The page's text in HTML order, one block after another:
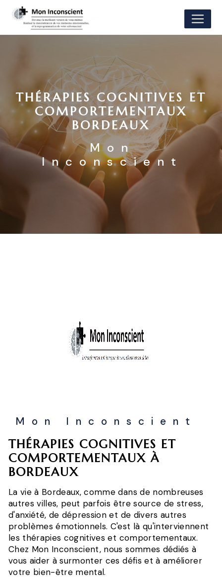
THÉRAPIES COGNITIVES ET
COMPORTEMENTAUX
BORDEAUX
Mon
Inconscient
Mon Inconscient
THÉRAPIES COGNITIVES ET
COMPORTEMENTAUX À
BORDEAUX
La vie à Bordeaux, comme dans de nombreuses
autres villes, peut parfois être source de stress,
d'anxiété, de dépression et de divers autres
problèmes émotionnels. C'est là qu'interviennent
les thérapies cognitives et comportementaux.
Chez Mon Inconscient, nous sommes dédiés à
vous aider à surmonter ces défis et à améliorer
votre bien-être mental.
Panneau de gestion des cookies